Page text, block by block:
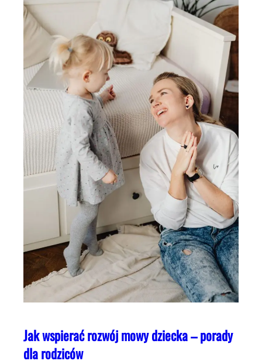
Jak wspierać rozwój mowy dziecka – porady
dla rodziców